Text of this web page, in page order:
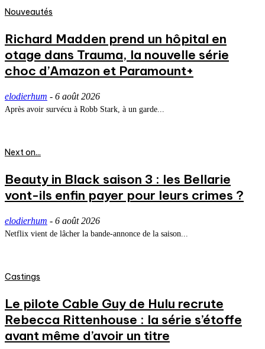
Nouveautés
Richard Madden prend un hôpital en
otage dans Trauma, la nouvelle série
choc d’Amazon et Paramount+
elodierhum - 6 août 2026
Après avoir survécu à Robb Stark, à un garde...
Next on...
Beauty in Black saison 3 : les Bellarie
vont-ils enfin payer pour leurs crimes ?
elodierhum - 6 août 2026
Netflix vient de lâcher la bande-annonce de la saison...
Castings
Le pilote Cable Guy de Hulu recrute
Rebecca Rittenhouse : la série s’étoffe
avant même d’avoir un titre